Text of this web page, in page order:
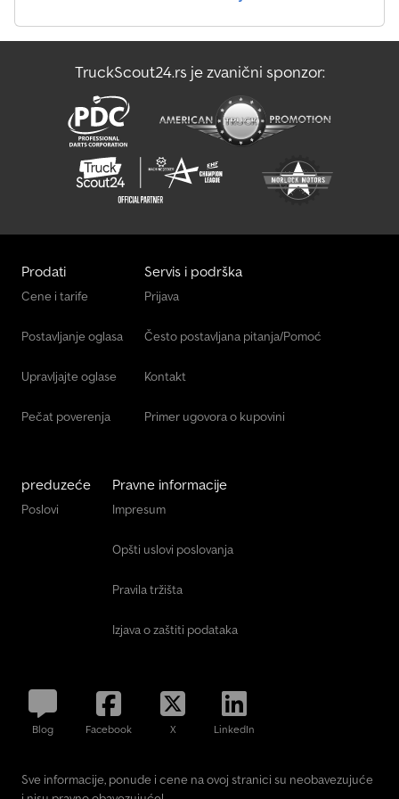
Servis - Radionica - Tehnički pregled (TÜV) - Gume i točkovi -
radionici - Iznajmljivanje Stalno na lageru oko 400 prikolica!
Radujemo se Vašoj poseti. Kancelarija, radionica, tehnički pregled
(TÜV), rezervni delovi, iznajmljivanje i izložbeni prostor
TruckScout24.rs je zvanični sponzor:
Prodati
Cene i tarife
Postavljanje oglasa
Upravljajte oglase
Pečat poverenja
Servis i podrška
Prijava
Često postavljana pitanja/Pomoć
Kontakt
Primer ugovora o kupovini
preduzeće
Poslovi
Pravne informacije
Impresum
Opšti uslovi poslovanja
Pravila tržišta
Izjava o zaštiti podataka
Blog Facebook X LinkedIn
Sve informacije, ponude i cene na ovoj stranici su neobavezujuće